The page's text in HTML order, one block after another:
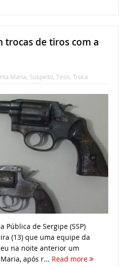
trocas de tiros com a
Maria Suspeito, Tiros Troca
Pública de Sergipe (SSP)
(13) que uma equipe da
na noite anterior um
após r... Read more